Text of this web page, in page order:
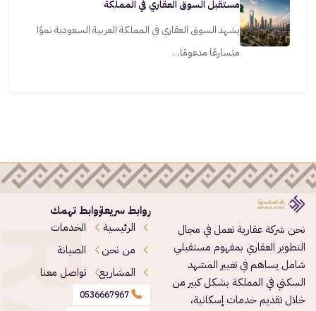
مستقبل السوق العقاري في المملكة
يشهد السوق العقاري في المملكة العربية السعودية نموًا
متسارعًا مدعومًا…
نحن شركة عقارية تعمل في مجال
التطوير العقاري بمفهوم مستقبلي
شامل يساهم في تغيير المشهد
السكني في المملكة بشكل كبير من
خلال تقديم خدمات إسكانية،
روابط سريعة
الرئيسية
من نحن
المشاريع
روابط تهمك
الخدمات
الصيانة
تواصل معنا
0536667967